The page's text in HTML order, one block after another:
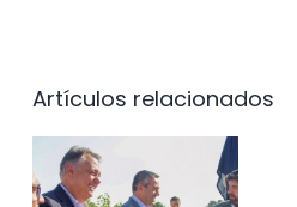
Artículos relacionados